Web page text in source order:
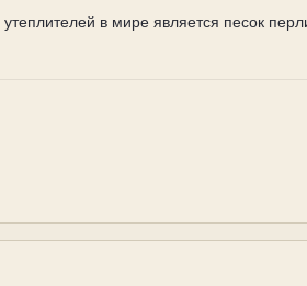
в мире является песок